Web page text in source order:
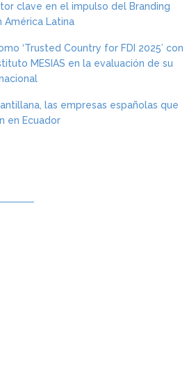
clave en el impulso del Branding
América Latina
‘Trusted Country for FDI 2025’ con
MESIAS en la evaluación de su
las empresas españolas que
en Ecuador